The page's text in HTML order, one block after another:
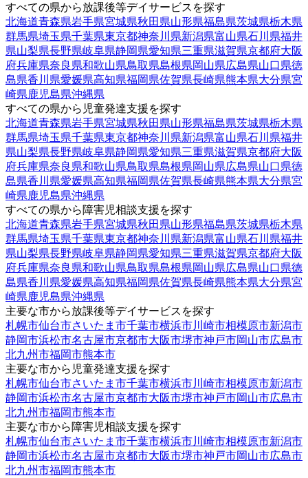
すべての県から放課後等デイサービスを探す
北海道青森県岩手県宮城県秋田県山形県福島県茨城県栃木県
群馬県埼玉県千葉県東京都神奈川県新潟県富山県石川県福井
県山梨県長野県岐阜県静岡県愛知県三重県滋賀県京都府大阪
府兵庫県奈良県和歌山県鳥取県島根県岡山県広島県山口県徳
島県香川県愛媛県高知県福岡県佐賀県長崎県熊本県大分県宮
崎県鹿児島県沖縄県
すべての県から児童発達支援を探す
北海道青森県岩手県宮城県秋田県山形県福島県茨城県栃木県
群馬県埼玉県千葉県東京都神奈川県新潟県富山県石川県福井
県山梨県長野県岐阜県静岡県愛知県三重県滋賀県京都府大阪
府兵庫県奈良県和歌山県鳥取県島根県岡山県広島県山口県徳
島県香川県愛媛県高知県福岡県佐賀県長崎県熊本県大分県宮
崎県鹿児島県沖縄県
すべての県から障害児相談支援を探す
北海道青森県岩手県宮城県秋田県山形県福島県茨城県栃木県
群馬県埼玉県千葉県東京都神奈川県新潟県富山県石川県福井
県山梨県長野県岐阜県静岡県愛知県三重県滋賀県京都府大阪
府兵庫県奈良県和歌山県鳥取県島根県岡山県広島県山口県徳
島県香川県愛媛県高知県福岡県佐賀県長崎県熊本県大分県宮
崎県鹿児島県沖縄県
主要な市から放課後等デイサービスを探す
札幌市仙台市さいたま市千葉市横浜市川崎市相模原市新潟市
静岡市浜松市名古屋市京都市大阪市堺市神戸市岡山市広島市
北九州市福岡市熊本市
主要な市から児童発達支援を探す
札幌市仙台市さいたま市千葉市横浜市川崎市相模原市新潟市
静岡市浜松市名古屋市京都市大阪市堺市神戸市岡山市広島市
北九州市福岡市熊本市
主要な市から障害児相談支援を探す
札幌市仙台市さいたま市千葉市横浜市川崎市相模原市新潟市
静岡市浜松市名古屋市京都市大阪市堺市神戸市岡山市広島市
北九州市福岡市熊本市